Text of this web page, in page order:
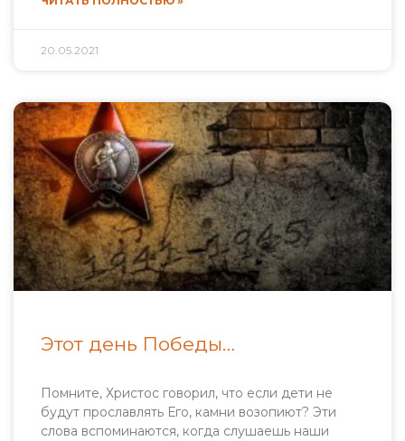
20.05.2021
Этот день Победы…
Помните, Христос говорил, что если дети не
будут прославлять Его, камни возопиют? Эти
слова вспоминаются, когда слушаешь наши